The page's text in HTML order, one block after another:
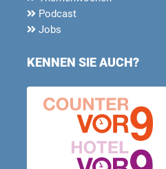
Podcast
Jobs
KENNEN SIE AUCH?